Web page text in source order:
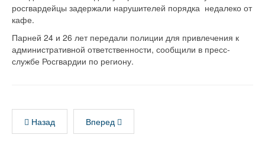
росгвардейцы задержали нарушителей порядка недалеко от
кафе.
Парней 24 и 26 лет передали полиции для привлечения к
административной ответственности, сообщили в пресс-
службе Росгвардии по региону.
Назад Вперед